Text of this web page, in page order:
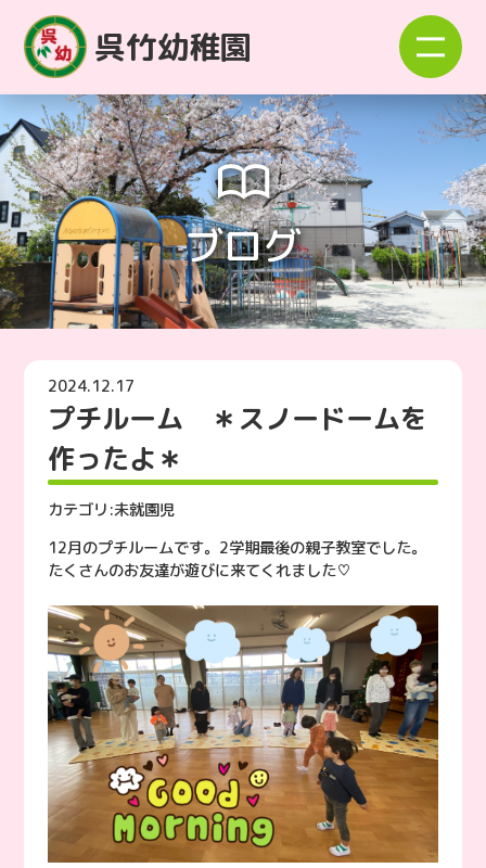
呉竹幼稚園
ブログ
2024.12.17
プチルーム ＊スノードームを
作ったよ＊
カテゴリ:未就園児
12月のプチルームです。2学期最後の親子教室でした。
たくさんのお友達が遊びに来てくれました♡